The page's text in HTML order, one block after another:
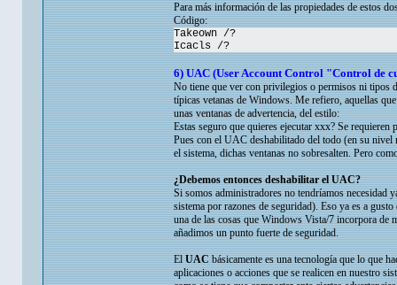
Para más información de las propiedades de estos
Código:
Takeown /?
Icacls /?
6) UAC (User Account Control "Control de
No tiene que ver con privilegios o permisos ni tipos
típicas vetanas de Windows. Me refiero, aquellas
unas ventanas de advertencia, del estilo:
Estas seguro que quieres ejecutar xxx? Se
Pues con el UAC deshabilitado del todo (en su nivel
el sistema, dichas ventanas no sobresalten. Pero
¿Debemos entonces deshabilitar el UAC?
Si somos administradores no tendríamos necesidad
sistema por razones de seguridad). Eso ya es a
una de las cosas que Windows Vista/7 incorpora de
añadimos un punto fuerte de seguridad.
ElUACbásicamente es una tecnología que lo que
aplicaciones o acciones que se realicen en nuestro